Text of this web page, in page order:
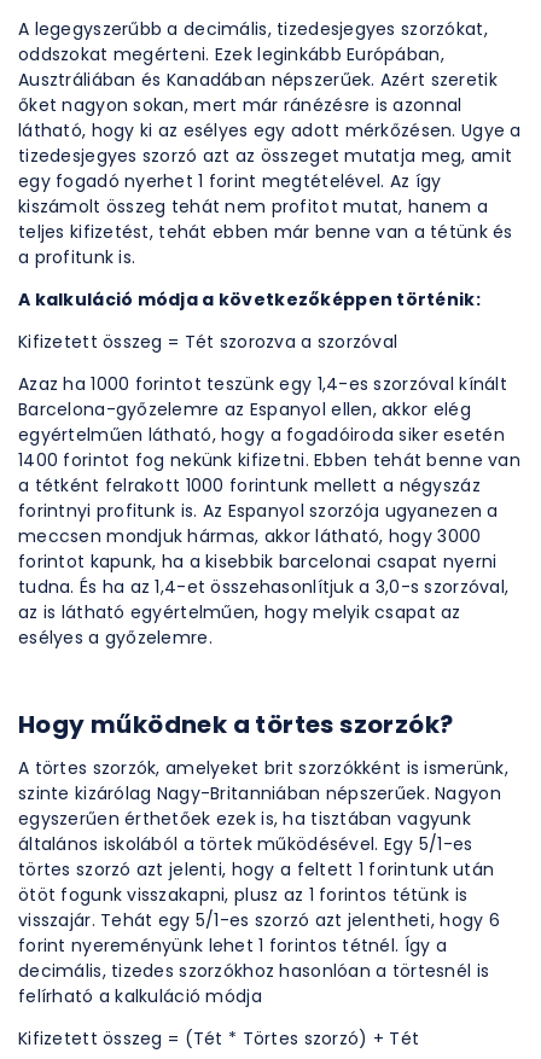
A legegyszerűbb a decimális, tizedesjegyes szorzókat,
oddszokat megérteni. Ezek leginkább Európában,
Ausztráliában és Kanadában népszerűek. Azért szeretik
őket nagyon sokan, mert már ránézésre is azonnal
látható, hogy ki az esélyes egy adott mérkőzésen. Ugye a
tizedesjegyes szorzó azt az összeget mutatja meg, amit
egy fogadó nyerhet 1 forint megtételével. Az így
kiszámolt összeg tehát nem profitot mutat, hanem a
teljes kifizetést, tehát ebben már benne van a tétünk és
a profitunk is.
A kalkuláció módja a következőképpen történik:
Kifizetett összeg = Tét szorozva a szorzóval
Azaz ha 1000 forintot teszünk egy 1,4-es szorzóval kínált
Barcelona-győzelemre az Espanyol ellen, akkor elég
egyértelműen látható, hogy a fogadóiroda siker esetén
1400 forintot fog nekünk kifizetni. Ebben tehát benne van
a tétként felrakott 1000 forintunk mellett a négyszáz
forintnyi profitunk is. Az Espanyol szorzója ugyanezen a
meccsen mondjuk hármas, akkor látható, hogy 3000
forintot kapunk, ha a kisebbik barcelonai csapat nyerni
tudna. És ha az 1,4-et összehasonlítjuk a 3,0-s szorzóval,
az is látható egyértelműen, hogy melyik csapat az
esélyes a győzelemre.
Hogy működnek a törtes szorzók?
A törtes szorzók, amelyeket brit szorzókként is ismerünk,
szinte kizárólag Nagy-Britanniában népszerűek. Nagyon
egyszerűen érthetőek ezek is, ha tisztában vagyunk
általános iskolából a törtek működésével. Egy 5/1-es
törtes szorzó azt jelenti, hogy a feltett 1 forintunk után
ötöt fogunk visszakapni, plusz az 1 forintos tétünk is
visszajár. Tehát egy 5/1-es szorzó azt jelentheti, hogy 6
forint nyereményünk lehet 1 forintos tétnél. Így a
decimális, tizedes szorzókhoz hasonlóan a törtesnél is
felírható a kalkuláció módja
Kifizetett összeg = (Tét * Törtes szorzó) + Tét